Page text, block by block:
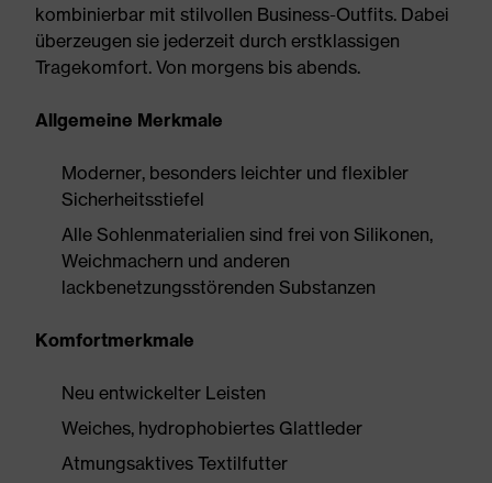
kombinierbar mit stilvollen Business-Outfits. Dabei
überzeugen sie jederzeit durch erstklassigen
Tragekomfort. Von morgens bis abends.
Allgemeine Merkmale
Moderner, besonders leichter und flexibler
Sicherheitsstiefel
Alle Sohlenmaterialien sind frei von Silikonen,
Weichmachern und anderen
lackbenetzungsstörenden Substanzen
Komfortmerkmale
Neu entwickelter Leisten
Weiches, hydrophobiertes Glattleder
Atmungsaktives Textilfutter